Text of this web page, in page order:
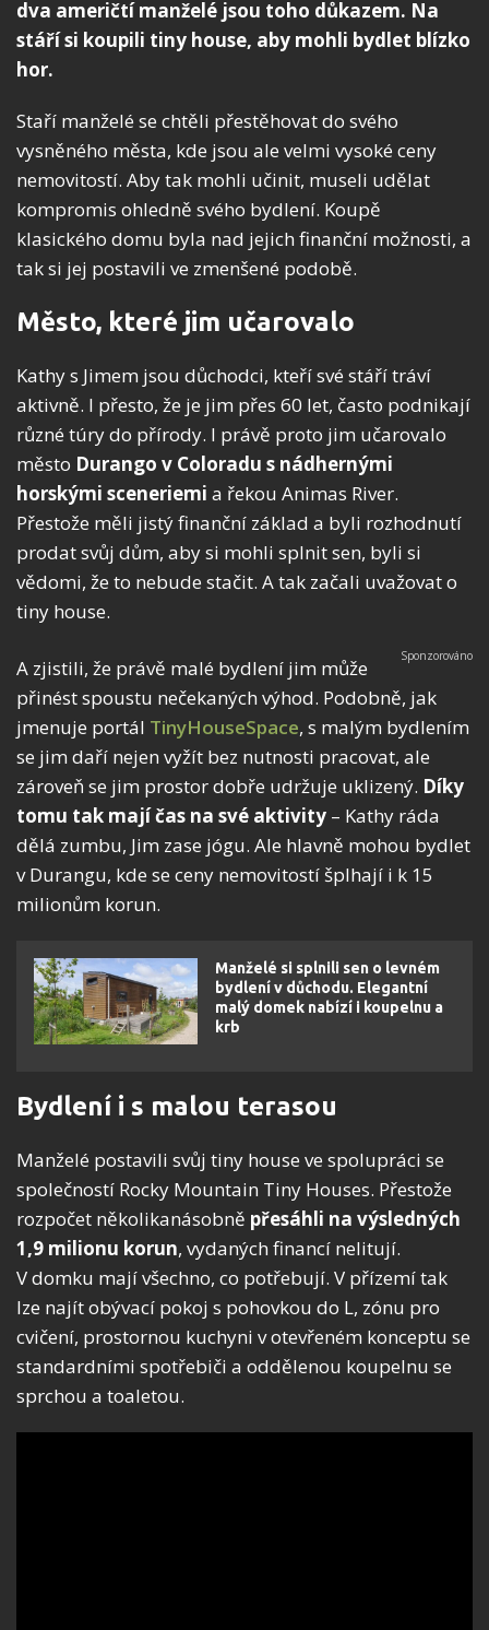
dva američtí manželé jsou toho důkazem. Na
stáří si koupili tiny house, aby mohli bydlet blízko
hor.
Staří manželé se chtěli přestěhovat do svého
vysněného města, kde jsou ale velmi vysoké ceny
nemovitostí. Aby tak mohli učinit, museli udělat
kompromis ohledně svého bydlení. Koupě
klasického domu byla nad jejich finanční možnosti, a
tak si jej postavili ve zmenšené podobě.
Město, které jim učarovalo
Kathy s Jimem jsou důchodci, kteří své stáří tráví
aktivně. I přesto, že je jim přes 60 let, často podnikají
různé túry do přírody. I právě proto jim učarovalo
město Durango v Coloradu s nádhernými
horskými sceneriemi a řekou Animas River.
Přestože měli jistý finanční základ a byli rozhodnutí
prodat svůj dům, aby si mohli splnit sen, byli si
vědomi, že to nebude stačit. A tak začali uvažovat o
tiny house.
A zjistili, že právě malé bydlení jim může
přinést spoustu nečekaných výhod. Podobně, jak
jmenuje portál TinyHouseSpace, s malým bydlením
se jim daří nejen vyžít bez nutnosti pracovat, ale
zároveň se jim prostor dobře udržuje uklizený. Díky
tomu tak mají čas na své aktivity – Kathy ráda
dělá zumbu, Jim zase jógu. Ale hlavně mohou bydlet
v Durangu, kde se ceny nemovitostí šplhají i k 15
milionům korun.
Manželé si splnili sen o levném
bydlení v důchodu. Elegantní
malý domek nabízí i koupelnu a
krb
Bydlení i s malou terasou
Manželé postavili svůj tiny house ve spolupráci se
společností Rocky Mountain Tiny Houses. Přestože
rozpočet několikanásobně přesáhli na výsledných
1,9 milionu korun, vydaných financí nelitují.
V domku mají všechno, co potřebují. V přízemí tak
lze najít obývací pokoj s pohovkou do L, zónu pro
cvičení, prostornou kuchyni v otevřeném konceptu se
standardními spotřebiči a oddělenou koupelnu se
sprchou a toaletou.